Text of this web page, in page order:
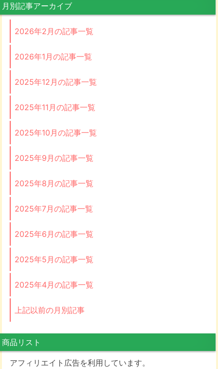
月別記事アーカイブ
2026年2月の記事一覧
2026年1月の記事一覧
2025年12月の記事一覧
2025年11月の記事一覧
2025年10月の記事一覧
2025年9月の記事一覧
2025年8月の記事一覧
2025年7月の記事一覧
2025年6月の記事一覧
2025年5月の記事一覧
2025年4月の記事一覧
上記以前の月別記事
商品リスト
アフィリエイト広告を利用しています。